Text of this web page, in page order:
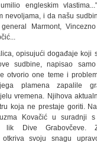
umilio engleskim
nevoljama, i da našu
Marmont,
opisujući događaje koji
sudbine, napisao samo
otvorio one teme i
plamena zapalile
vremena. Njihova
koja ne prestaje goriti.
Kovačić u suradnji s
lik Dive Grabovčeve.
otkriva svoju snagu